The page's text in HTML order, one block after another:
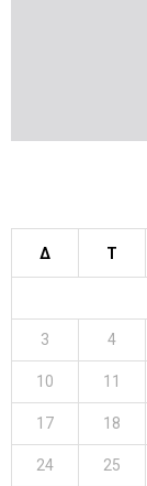
Δ Τ
3 4
10 11
17 18
24 25